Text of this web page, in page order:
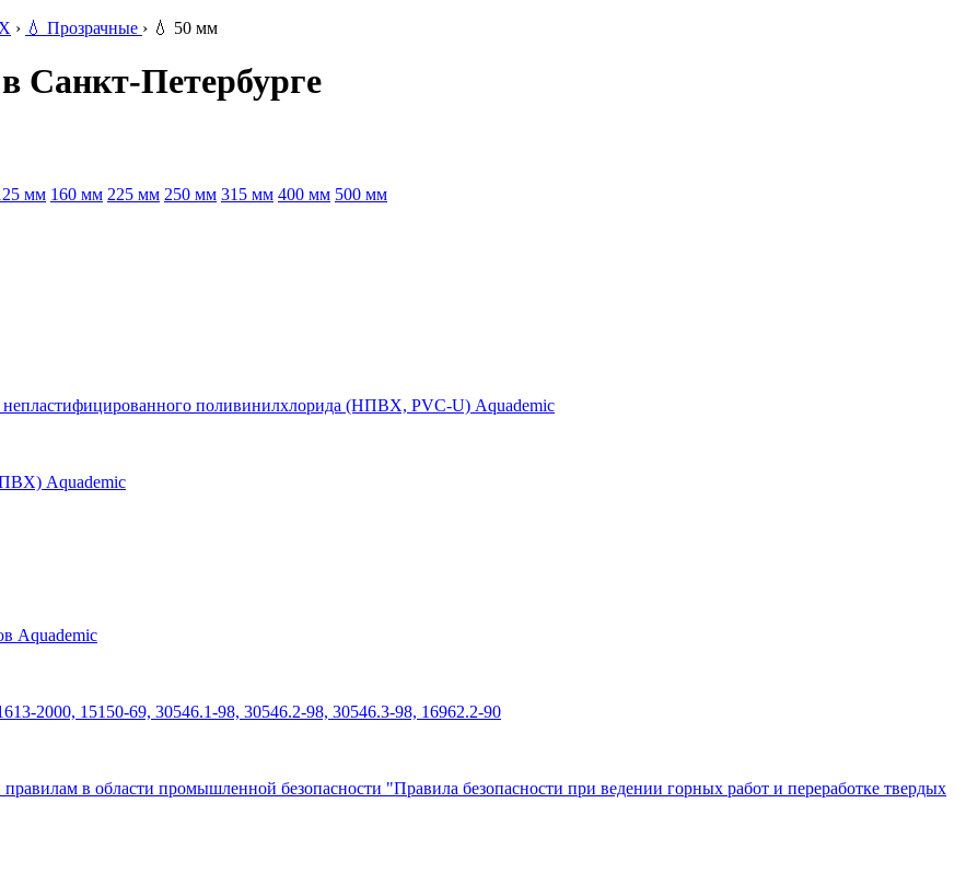
› 💧 Прозрачные › 💧 50 мм
Санкт-Петербурге
мм 160 мм 225 мм 250 мм 315 мм 400 мм 500 мм
непластифицированного поливинилхлорида (НПВХ, PVC-U) Aquademic
Aquademic
Aquademic
2000, 15150-69, 30546.1-98, 30546.2-98, 30546.3-98, 16962.2-90
в области промышленной безопасности "Правила безопасности при ведении горных работ и переработке твердых